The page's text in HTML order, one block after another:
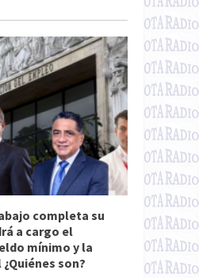
completa su
a cargo el
mínimo y la
son?